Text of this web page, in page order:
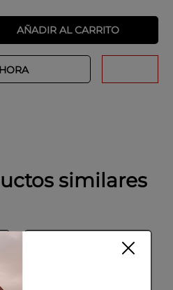
AÑADIR AL CARRITO
similares